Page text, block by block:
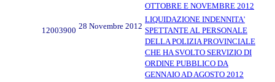
OTTOBRE E NOVEMBRE 2012
12003900 28 Novembre 2012
LIQUIDAZIONE INDENNITA'
SPETTANTE AL PERSONALE
DELLA POLIZIA PROVINCIALE
CHE HA SVOLTO SERVIZIO DI
ORDINE PUBBLICO DA
GENNAIO AD AGOSTO 2012